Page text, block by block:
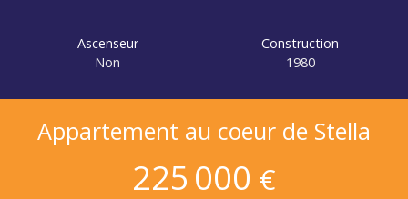
Ascenseur
Non
Construction
1980
Appartement au coeur de Stella
225 000 €